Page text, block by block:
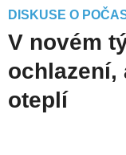
DISKUSE O
V novém
ochlazení,
oteplí